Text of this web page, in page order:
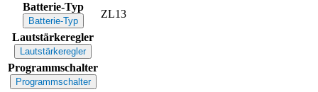
Batterie-Typ
Batterie-Typ
ZL13
Lautstärkeregler
Lautstärkeregler
Programmschalter
Programmschalter